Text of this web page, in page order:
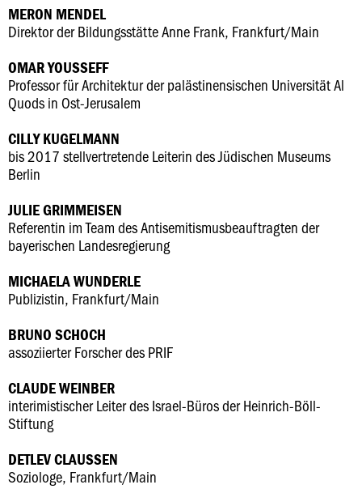
MERON MENDEL
Direktor der Bildungsstätte Anne Frank, Frankfurt/Main
OMAR YOUSSEFF
Professor für Architektur der palästinensischen Universität Al
Quods in Ost-Jerusalem
CILLY KUGELMANN
bis 2017 stellvertretende Leiterin des Jüdischen Museums
Berlin
JULIE GRIMMEISEN
Referentin im Team des Antisemitismusbeauftragten der
bayerischen Landesregierung
MICHAELA WUNDERLE
Publizistin, Frankfurt/Main
BRUNO SCHOCH
assoziierter Forscher des PRIF
CLAUDE WEINBER
interimistischer Leiter des Israel-Büros der Heinrich-Böll-
Stiftung
DETLEV CLAUSSEN
Soziologe, Frankfurt/Main